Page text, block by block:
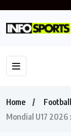
Home
Football
Mondial U17 2026